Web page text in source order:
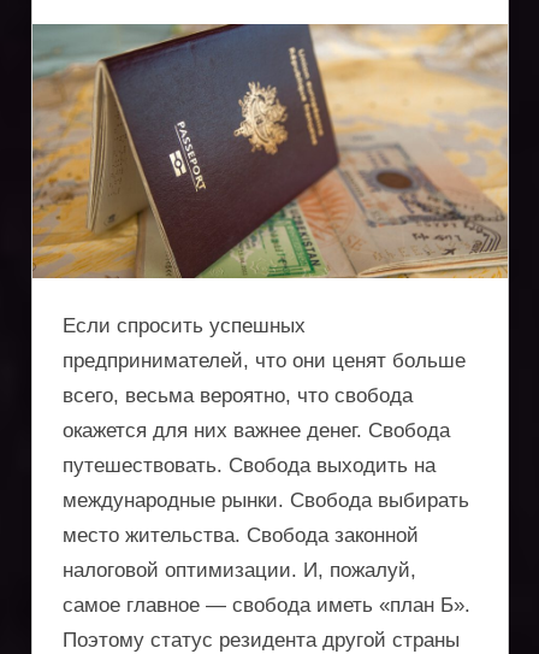
по
регистрации
компаний,
получению
вида
на
жительство,
защита
активов,
оптимизации
поездок
Если спросить успешных
предпринимателей, что они ценят больше
всего, весьма вероятно, что свобода
окажется для них важнее денег. Свобода
путешествовать. Свобода выходить на
международные рынки. Свобода выбирать
место жительства. Свобода законной
налоговой оптимизации. И, пожалуй,
самое главное — свобода иметь «план Б».
Поэтому статус резидента другой страны